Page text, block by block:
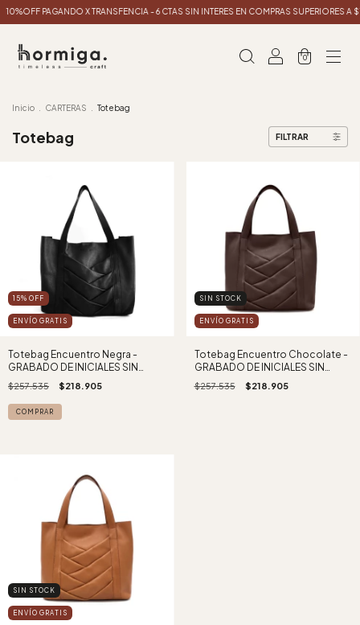
10%OFF PAGANDO X TRANSFENCIA - 6 CTAS SIN INTERES EN COMPRAS SUPERIORES A
0
Inicio CARTERAS Totebag
Totebag FILTRAR
15% OFF
ENVÍO GRATIS
Totebag Encuentro Negra -
GRABADO DE INICIALES SIN
CARGO!
$257.535 $218.905
SIN STOCK
ENVÍO GRATIS
Totebag Encuentro Chocolate -
GRABADO DE INICIALES SIN
CARGO !
$257.535 $218.905
SIN STOCK
ENVÍO GRATIS